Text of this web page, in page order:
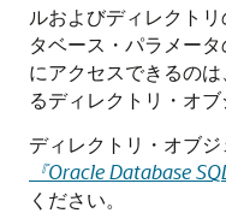
ルおよびディレクト
タベース・パラメー
にアクセスできるの
るディレクトリ・オブ
ディレクトリ・オブジ
『Oracle Database
ください。